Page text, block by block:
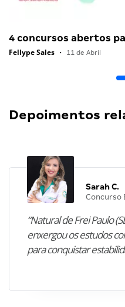
4 concursos abertos
Fellype Sales • 11 de Abril
Depoimentos
Sarah C.
Concurso
“Natural de Frei Paulo
enxergou os estudos
para conquistar